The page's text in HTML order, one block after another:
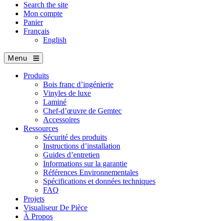
Search the site
Mon compte
Panier
Français
English
Menu
Produits
Bois franc d’ingénierie
Vinyles de luxe
Laminé
Chef-d’œuvre de Gemtec
Accessoires
Ressources
Sécurité des produits
Instructions d’installation
Guides d’entretien
Informations sur la garantie
Références Environnementales
Spécifications et données techniques
FAQ
Projets
Visualiseur De Pièce
À Propos